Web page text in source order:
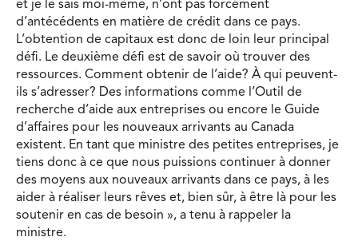
et je le sais moi-même, n’ont pas forcément
d’antécédents en matière de crédit dans ce pays.
L’obtention de capitaux est donc de loin leur principal
défi. Le deuxième défi est de savoir où trouver des
ressources. Comment obtenir de l’aide? À qui peuvent-
ils s’adresser? Des informations comme l’Outil de
recherche d’aide aux entreprises ou encore le Guide
d’affaires pour les nouveaux arrivants au Canada
existent. En tant que ministre des petites entreprises, je
tiens donc à ce que nous puissions continuer à donner
des moyens aux nouveaux arrivants dans ce pays, à les
aider à réaliser leurs rêves et, bien sûr, à être là pour les
soutenir en cas de besoin », a tenu à rappeler la
ministre.